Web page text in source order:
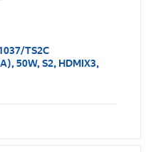
TS2C
50W, S2, HDMIX3,